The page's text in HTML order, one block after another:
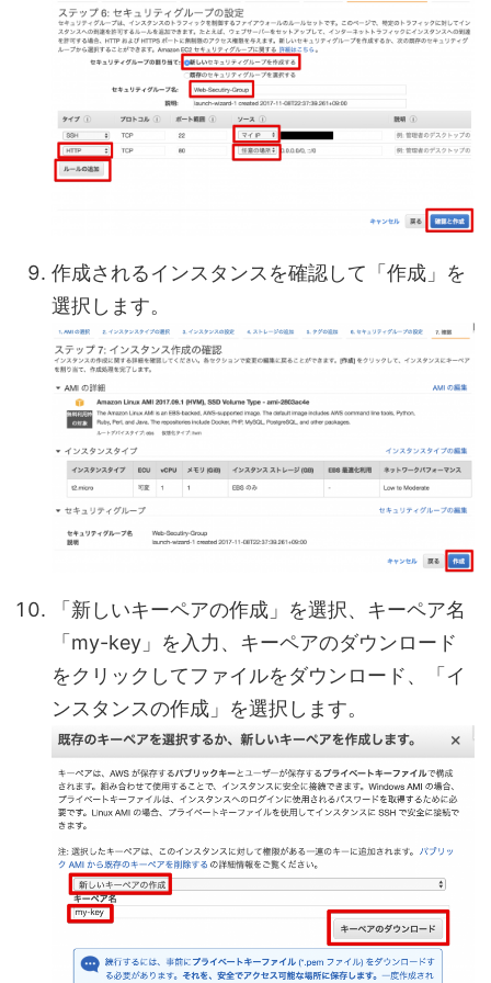
作成されるインスタンスを確認して「作成」を
選択します。
「新しいキーペアの作成」を選択、キーペア名
「my-key」を入力、キーペアのダウンロード
をクリックしてファイルをダウンロード、「イ
ンスタンスの作成」を選択します。